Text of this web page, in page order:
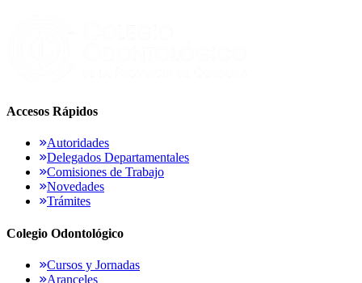
Accesos Rápidos
Autoridades
Delegados Departamentales
Comisiones de Trabajo
Novedades
Trámites
Colegio Odontológico
Cursos y Jornadas
Aranceles